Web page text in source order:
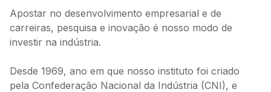
Apostar no desenvolvimento empresarial e de
carreiras, pesquisa e inovação é nosso modo de
investir na indústria.
Desde 1969, ano em que nosso instituto foi criado
pela Confederação Nacional da Indústria (CNI), e